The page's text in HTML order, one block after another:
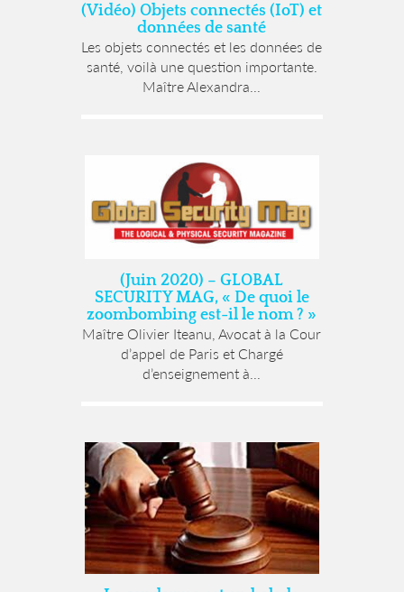
(Vidéo) Objets connectés (IoT) et
données de santé
Les objets connectés et les données de
santé, voilà une question importante.
Maître Alexandra...
(Juin 2020) – GLOBAL
SECURITY MAG, « De quoi le
zoombombing est-il le nom ? »
Maître Olivier Iteanu, Avocat à la Cour
d’appel de Paris et Chargé
d’enseignement à...